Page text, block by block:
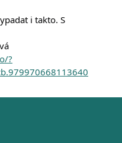
i takto. S
?